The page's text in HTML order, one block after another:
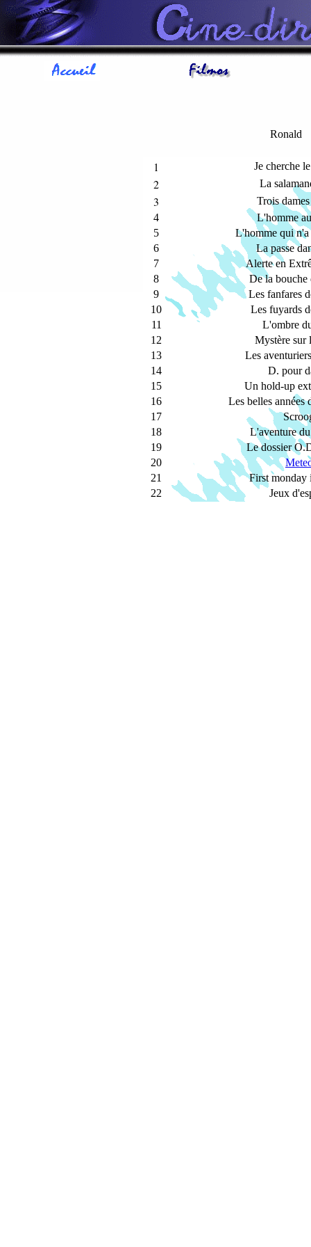
Ronald
1 Je cherche
2 La
3
Trois
4
L'homme
5
L'homme qui n'a
6
La passe
7
Alerte en
8
De la bouche
9
Les fanfares
10
Les fuyards
11
L'ombre
12
Mystère sur
13
Les
14
D. pour
15
Un hold-up
16
Les belles années
17
18
L'aventure
19
Le dossier
20
21
First monday
22
Jeux